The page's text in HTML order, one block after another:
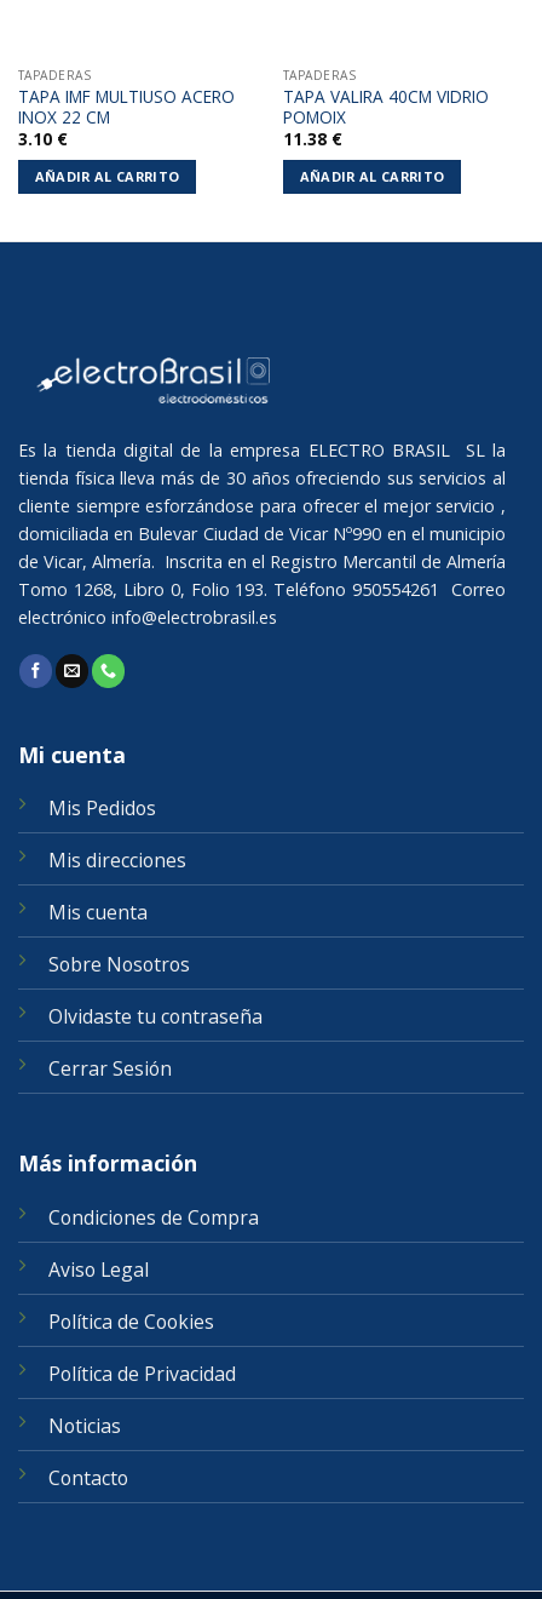
TAPADERAS
TAPA IMF MULTIUSO ACERO
INOX 22 CM
3.10 €
AÑADIR AL CARRITO
TAPADERAS
TAPA VALIRA 40CM VIDRIO
POMOIX
11.38 €
AÑADIR AL CARRITO
Es la tienda digital de la empresa ELECTRO BRASIL SL la
tienda física lleva más de 30 años ofreciendo sus servicios al
cliente siempre esforzándose para ofrecer el mejor servicio ,
domiciliada en Bulevar Ciudad de Vicar Nº990 en el municipio
de Vicar, Almería. Inscrita en el Registro Mercantil de Almería
Tomo 1268, Libro 0, Folio 193. Teléfono 950554261 Correo
electrónico info@electrobrasil.es
Mi cuenta
Mis Pedidos
Mis direcciones
Mis cuenta
Sobre Nosotros
Olvidaste tu contraseña
Cerrar Sesión
Más información
Condiciones de Compra
Aviso Legal
Política de Cookies
Política de Privacidad
Noticias
Contacto